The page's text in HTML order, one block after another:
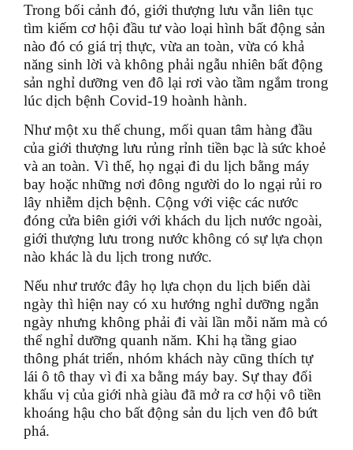
Trong bối cảnh đó, giới thượng lưu vẫn liên tục
tìm kiếm cơ hội đầu tư vào loại hình bất động sản
nào đó có giá trị thực, vừa an toàn, vừa có khả
năng sinh lời và không phải ngẫu nhiên bất động
sản nghỉ dưỡng ven đô lại rơi vào tầm ngắm trong
lúc dịch bệnh Covid-19 hoành hành.
Như một xu thế chung, mối quan tâm hàng đầu
của giới thượng lưu rủng rỉnh tiền bạc là sức khoẻ
và an toàn. Vì thế, họ ngại đi du lịch bằng máy
bay hoặc những nơi đông người do lo ngại rủi ro
lây nhiễm dịch bệnh. Cộng với việc các nước
đóng cửa biên giới với khách du lịch nước ngoài,
giới thượng lưu trong nước không có sự lựa chọn
nào khác là du lịch trong nước.
Nếu như trước đây họ lựa chọn du lịch biển dài
ngày thì hiện nay có xu hướng nghỉ dưỡng ngắn
ngày nhưng không phải đi vài lần mỗi năm mà có
thể nghỉ dưỡng quanh năm. Khi hạ tầng giao
thông phát triển, nhóm khách này cũng thích tự
lái ô tô thay vì đi xa bằng máy bay. Sự thay đổi
khẩu vị của giới nhà giàu đã mở ra cơ hội vô tiền
khoáng hậu cho bất động sản du lịch ven đô bứt
phá.